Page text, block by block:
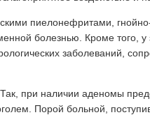
пиелонефритами,
болезнью. Кроме того,
заболеваний,
при наличии аденомы
Порой больной,